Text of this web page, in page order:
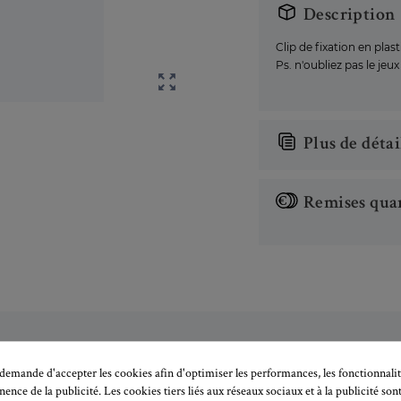

Description
Clip de fixation en
Ps. n'oubliez pas le
Plus de
Remises
d'accepter les cookies afin d'optimiser les performances, les
de la publicité. Les cookies tiers liés aux réseaux sociaux et à la publicité